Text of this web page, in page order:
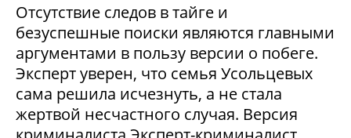
Отсутствие следов в тайге и
безуспешные поиски являются главными
аргументами в пользу версии о побеге.
Эксперт уверен, что семья Усольцевых
сама решила исчезнуть, а не стала
жертвой несчастного случая. Версия